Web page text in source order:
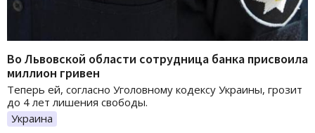
Во Львовской области сотрудница банка присвоила
миллион гривен
Теперь ей, согласно Уголовному кодексу Украины, грозит
до 4 лет лишения свободы.
Украина